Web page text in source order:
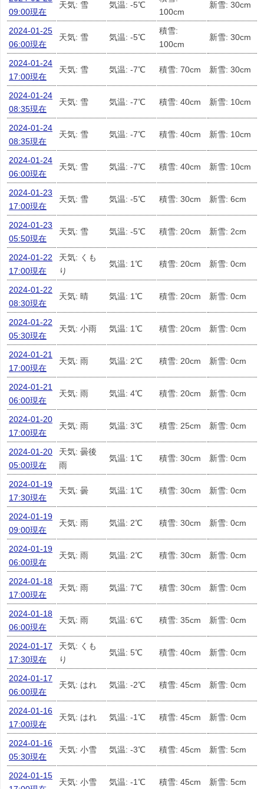
09:00現在
天気: 雪 気温: -5℃
100cm
新雪: 30cm
2024-01-25
06:00現在
天気: 雪 気温: -5℃
積雪:
100cm
新雪: 30cm
2024-01-24
17:00現在
天気: 雪 気温: -7℃ 積雪: 70cm 新雪: 30cm
2024-01-24
08:35現在
天気: 雪 気温: -7℃ 積雪: 40cm 新雪: 10cm
2024-01-24
08:35現在
天気: 雪 気温: -7℃ 積雪: 40cm 新雪: 10cm
2024-01-24
06:00現在
天気: 雪 気温: -7℃ 積雪: 40cm 新雪: 10cm
2024-01-23
17:00現在
天気: 雪 気温: -5℃ 積雪: 30cm 新雪: 6cm
2024-01-23
05:50現在
天気: 雪 気温: -5℃ 積雪: 20cm 新雪: 2cm
2024-01-22
17:00現在
天気: くも
り
気温: 1℃ 積雪: 20cm 新雪: 0cm
2024-01-22
08:30現在
天気: 晴 気温: 1℃ 積雪: 20cm 新雪: 0cm
2024-01-22
05:30現在
天気: 小雨 気温: 1℃ 積雪: 20cm 新雪: 0cm
2024-01-21
17:00現在
天気: 雨 気温: 2℃ 積雪: 20cm 新雪: 0cm
2024-01-21
06:00現在
天気: 雨 気温: 4℃ 積雪: 20cm 新雪: 0cm
2024-01-20
17:00現在
天気: 雨 気温: 3℃ 積雪: 25cm 新雪: 0cm
2024-01-20
05:00現在
天気: 曇後
雨
気温: 1℃ 積雪: 30cm 新雪: 0cm
2024-01-19
17:30現在
天気: 曇 気温: 1℃ 積雪: 30cm 新雪: 0cm
2024-01-19
09:00現在
天気: 雨 気温: 2℃ 積雪: 30cm 新雪: 0cm
2024-01-19
06:00現在
天気: 雨 気温: 2℃ 積雪: 30cm 新雪: 0cm
2024-01-18
17:00現在
天気: 雨 気温: 7℃ 積雪: 30cm 新雪: 0cm
2024-01-18
06:00現在
天気: 雨 気温: 6℃ 積雪: 35cm 新雪: 0cm
2024-01-17
17:30現在
天気: くも
り
気温: 5℃ 積雪: 40cm 新雪: 0cm
2024-01-17
06:00現在
天気: はれ 気温: -2℃ 積雪: 45cm 新雪: 0cm
2024-01-16
17:00現在
天気: はれ 気温: -1℃ 積雪: 45cm 新雪: 0cm
2024-01-16
05:30現在
天気: 小雪 気温: -3℃ 積雪: 45cm 新雪: 5cm
2024-01-15
天気: 小雪 気温: -1℃ 積雪: 45cm 新雪: 5cm